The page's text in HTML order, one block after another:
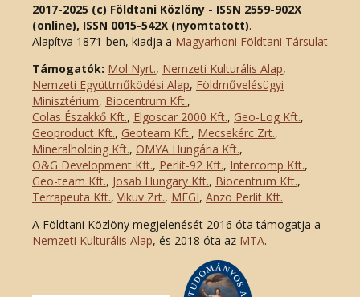
2017-2025 (c) Földtani Közlöny - ISSN 2559-902X
(online), ISSN 0015-542X (nyomtatott).
Alapítva 1871-ben, kiadja a Magyarhoni Földtani Társulat
Támogatók: Mol Nyrt., Nemzeti Kulturális Alap,
Nemzeti Együttműködési Alap, Földművelésügyi
Minisztérium, Biocentrum Kft.,
Colas Északkő Kft., Elgoscar 2000 Kft., Geo-Log Kft.,
Geoproduct Kft., Geoteam Kft., Mecsekérc Zrt.,
Mineralholding Kft., OMYA Hungária Kft.,
O&G Development Kft., Perlit-92 Kft., Intercomp Kft.,
Geo-team Kft., Josab Hungary Kft., Biocentrum Kft.,
Terrapeuta Kft., Vikuv Zrt., MFGI, Anzo Perlit Kft.
A Földtani Közlöny megjelenését 2016 óta támogatja a
Nemzeti Kulturális Alap, és 2018 óta az MTA.